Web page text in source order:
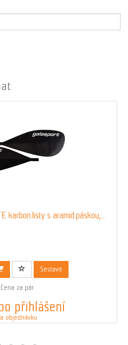
karbon.listy s aramid.páskou,...
00370N
Sestavit
Cena za pár
přihlášení
objednávku